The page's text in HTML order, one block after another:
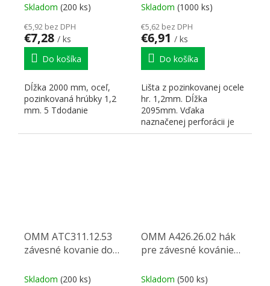
Skladom (200 ks)
€5,92 bez DPH
€7,28 / ks
Do košíka
Dĺžka 2000 mm, oceľ,
pozinkovaná hrúbky 1,2
mm. 5 Tdodanie
Skladom (1000 ks)
€5,62 bez DPH
€6,91 / ks
Do košíka
Lišta z pozinkovanej ocele
hr. 1,2mm. Dĺžka
2095mm. Vďaka
naznačenej perforácii je
možné deliť aj bez
OMM ATC311.12.53
závesné kovanie do
Skladom (200 ks)
OMM A426.26.02 hák
pre závesné kovánie
Skladom (500 ks)